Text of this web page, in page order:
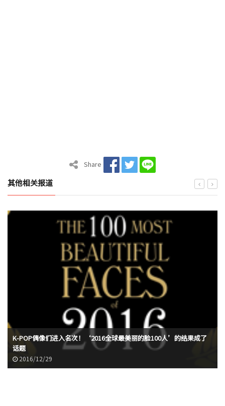
Share
其他相关报道
K-POP偶像们进入名次！‘2016全球最美丽的脸100人’的结果成了
话题
2016/12/29